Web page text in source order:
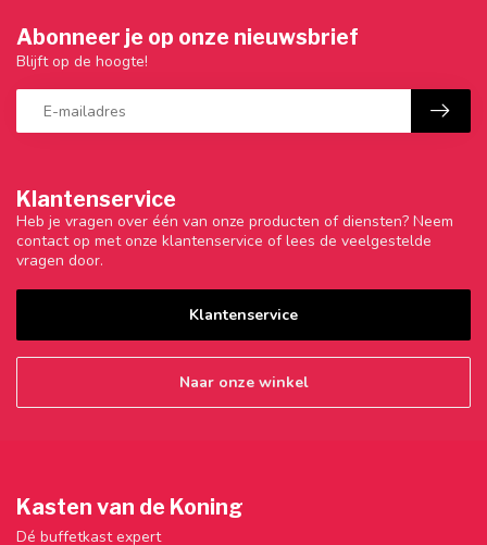
Klantenservice
Heb je vragen over één van onze producten of diensten? Neem
contact op met onze klantenservice of lees de veelgestelde
vragen door.
Klantenservice
Naar onze winkel
Abonneer je op onze nieuwsbrief
Blijft op de hoogte!
Kasten van de Koning
Dé buffetkast expert